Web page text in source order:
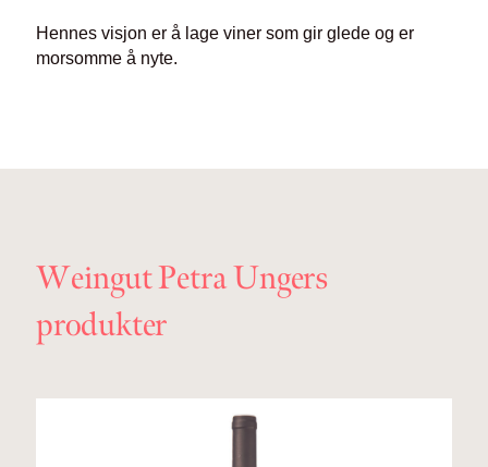
Hennes visjon er å lage viner som gir glede og er
morsomme å nyte.
Weingut Petra Ungers
produkter